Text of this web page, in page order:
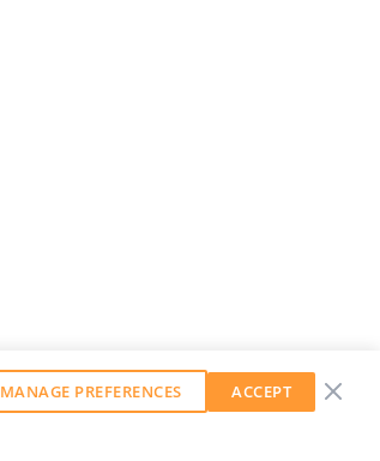
MANAGE PREFERENCES ACCEPT